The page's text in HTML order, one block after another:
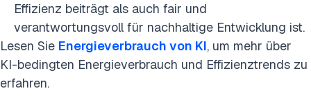
Effizienz beiträgt als auch fair und
verantwortungsvoll für nachhaltige Entwicklung ist.
Lesen Sie Energieverbrauch von KI, um mehr über
KI-bedingten Energieverbrauch und Effizienztrends zu
erfahren.